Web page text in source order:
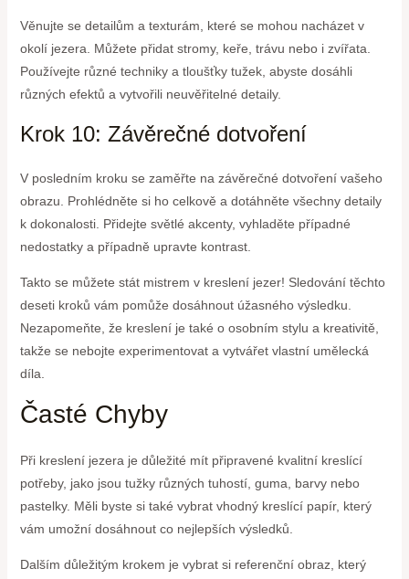
Věnujte se detailům a texturám, které se mohou nacházet v
okolí jezera. Můžete přidat stromy, keře, trávu nebo i zvířata.
Používejte různé techniky a tloušťky tužek, abyste dosáhli
různých efektů a vytvořili neuvěřitelné detaily.
Krok 10: Závěrečné dotvoření
V posledním kroku se zaměřte na závěrečné dotvoření vašeho
obrazu. Prohlédněte si ho celkově a dotáhněte všechny detaily
k dokonalosti. Přidejte světlé akcenty, vyhladěte případné
nedostatky a případně upravte kontrast.
Takto se můžete stát mistrem v kreslení jezer! Sledování těchto
deseti kroků vám pomůže dosáhnout úžasného výsledku.
Nezapomeňte, že kreslení je také o osobním stylu a kreativitě,
takže se nebojte experimentovat a vytvářet vlastní umělecká
díla.
Časté Chyby
Při kreslení jezera je důležité mít připravené kvalitní kreslící
potřeby, jako jsou tužky různých tuhostí, guma, barvy nebo
pastelky. Měli byste si také vybrat vhodný kreslící papír, který
vám umožní dosáhnout co nejlepších výsledků.
Dalším důležitým krokem je vybrat si referenční obraz, který